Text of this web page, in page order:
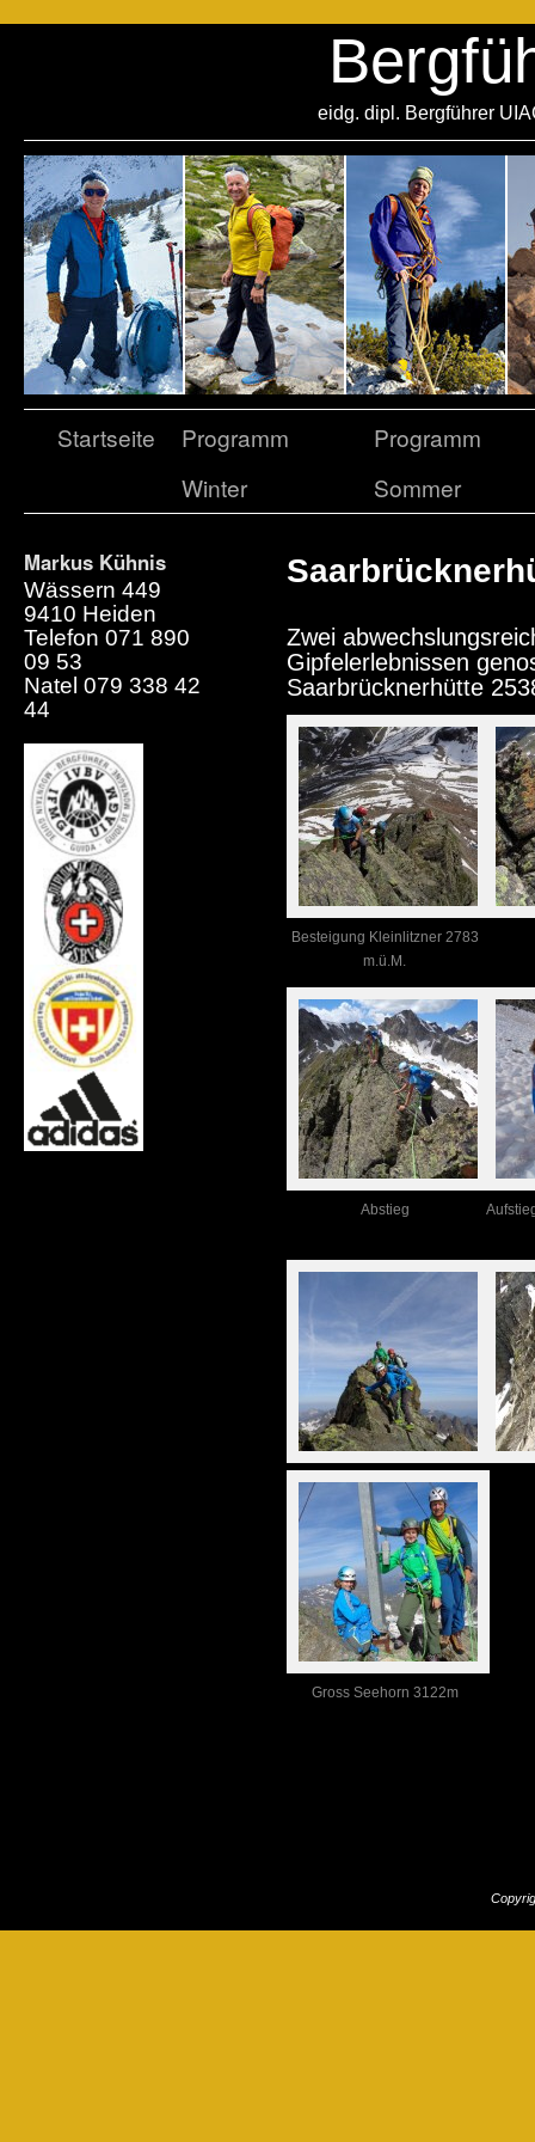
eidg. dipl. Bergführer
Startseite
Programm
Winter
Programm
Sommer
Markus Kühnis
Wässern 449
9410 Heiden
Telefon 071 890
09 53
Natel 079 338 42
44
Zwei
Gipfelerlebnissen
Saarbrücknerhütte
Besteigung Kleinlitzner 2783
m.ü.M.
Abstieg
Gross Seehorn 3122m